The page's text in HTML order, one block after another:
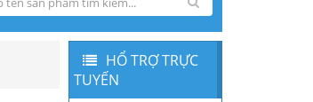
HỔ TRỢ TRỰC
TUYẾN